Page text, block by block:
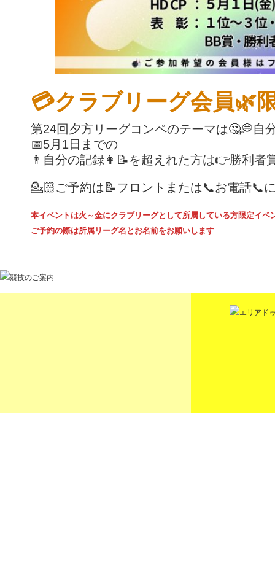
💳クラブリーグ会員🌿
第24回夕方リーグコンペのテーマは🤔💭自
📅5月1日までの
👨自分の記録👩📝を超えれた方は👉勝利者
💁🏻ご予約は📝フロントまたは📞お電話📞
本イベントは火～金にクラブリーグとして所属している方限定イベ
ご予約の際は所属リーグ名とお名前をお願いします